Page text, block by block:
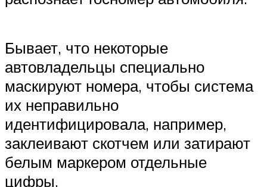
Бывает, что некоторые
автовладельцы специально
маскируют номера, чтобы система
их неправильно
идентифицировала, например,
заклеивают скотчем или затирают
белым маркером отдельные
цифры.